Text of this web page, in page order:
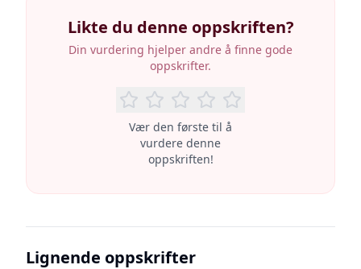
Likte du denne oppskriften?
Din vurdering hjelper andre å finne gode
oppskrifter.
Vær den første til å
vurdere denne
oppskriften!
Lignende oppskrifter